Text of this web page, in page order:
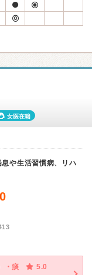
女医在籍
や生活習慣病、リハ
・痰
5.0